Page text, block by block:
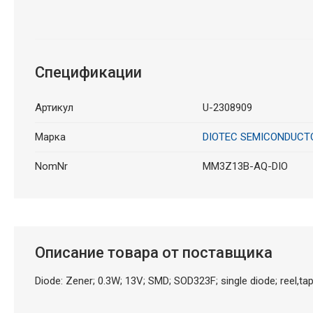
Спецификации
Артикул U-2308909
Марка DIOTEC
NomNr MM3Z13B-AQ-DIO
Описание товара от поставщика
Diode: Zener; 0.3W; 13V; SMD; SOD323F; single diode;